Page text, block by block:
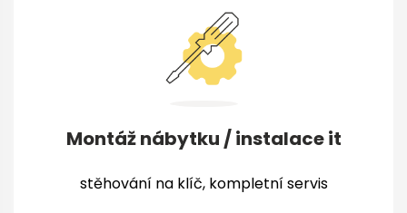
Montáž nábytku / instalace it
stěhování na klíč, kompletní servis